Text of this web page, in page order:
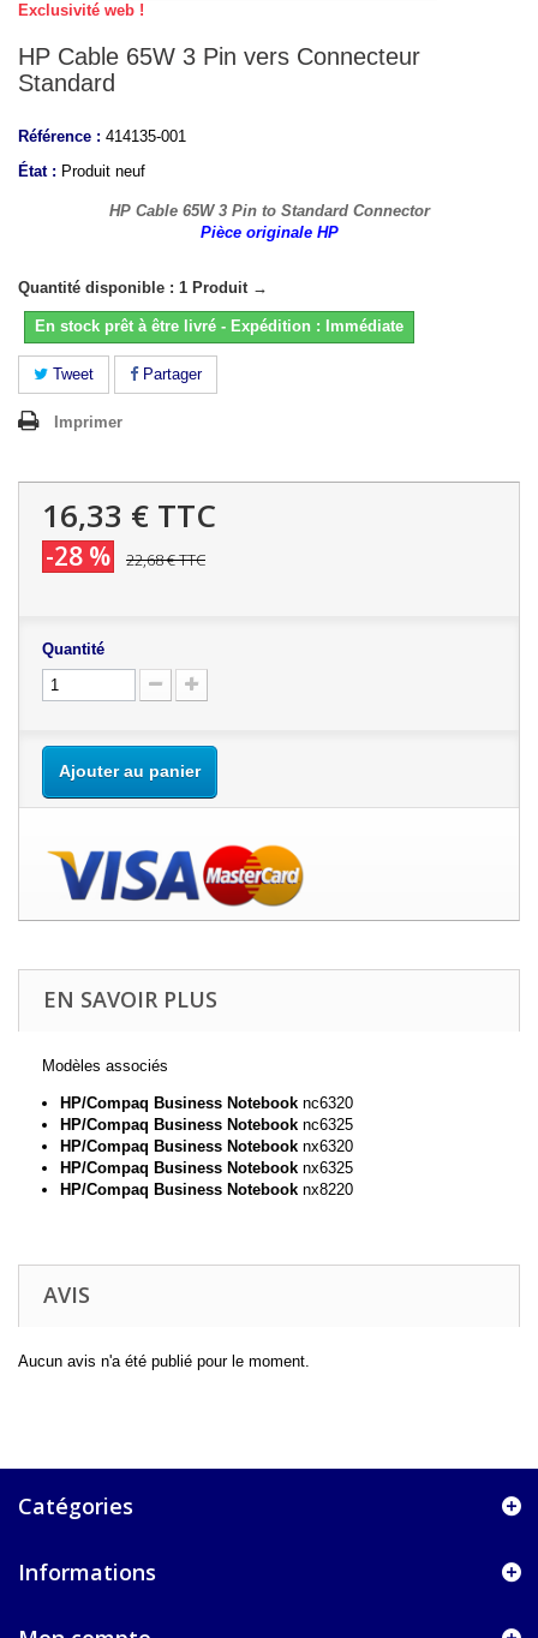
Exclusivité web !
HP Cable 65W 3 Pin vers Connecteur
Standard
Référence : 414135-001
État : Produit neuf
HP Cable 65W 3 Pin to Standard Connector
Pièce originale HP
Quantité disponible : 1 Produit →
En stock prêt à être livré - Expédition : Immédiate
Tweet Partager
Imprimer
16,33 € TTC
-28 % 22,68 €TTC
Quantité
Ajouter au panier
EN SAVOIR PLUS
Modèles associés
HP/Compaq Business Notebook nc6320
HP/Compaq Business Notebook nc6325
HP/Compaq Business Notebook nx6320
HP/Compaq Business Notebook nx6325
HP/Compaq Business Notebook nx8220
AVIS
Aucun avis n'a été publié pour le moment.
Catégories
Informations